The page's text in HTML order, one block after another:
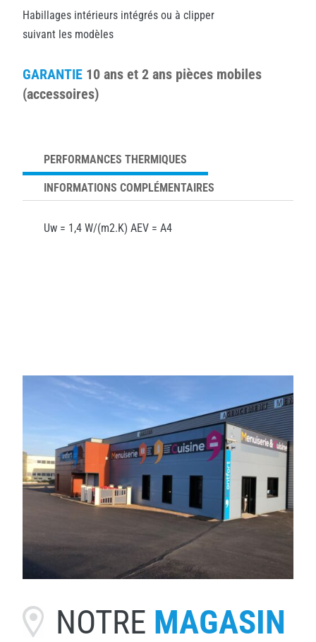
Habillages intérieurs intégrés ou à clipper
suivant les modèles
GARANTIE 10 ans et 2 ans pièces mobiles
(accessoires)
PERFORMANCES THERMIQUES
INFORMATIONS COMPLÉMENTAIRES
Uw = 1,4 W/(m2.K) AEV = A4
NOTRE MAGASIN